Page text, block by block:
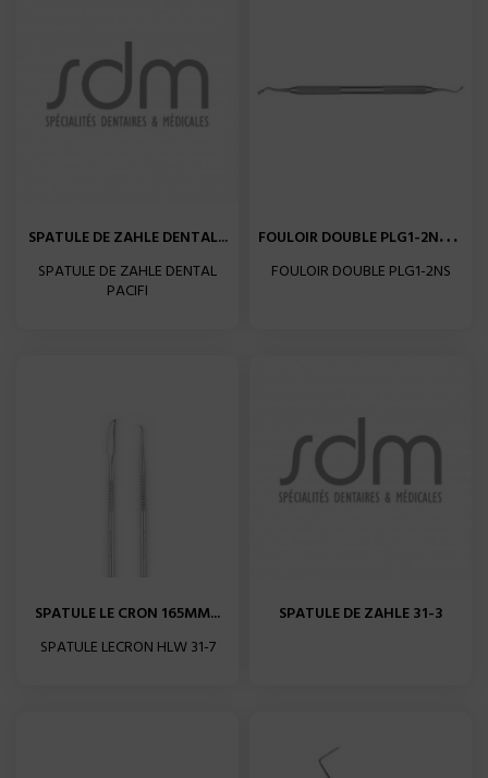
SPATULE DE ZAHLE DENTAL...
SPATULE DE ZAHLE DENTAL
PACIFI
F
OULOIR DOUBLE PLG1-2NS HU...
FOULOIR DOUBLE PLG1-2NS
SPATULE LE CRON 165MM...
SPATULE LECRON HLW 31-7
SPATULE DE ZAHLE 31-3